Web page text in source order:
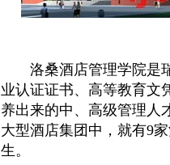
洛桑酒店管理学院是瑞
业认证证书、高等教育文
养出来的中、高级管理人
大型酒店集团中，就有9
生。